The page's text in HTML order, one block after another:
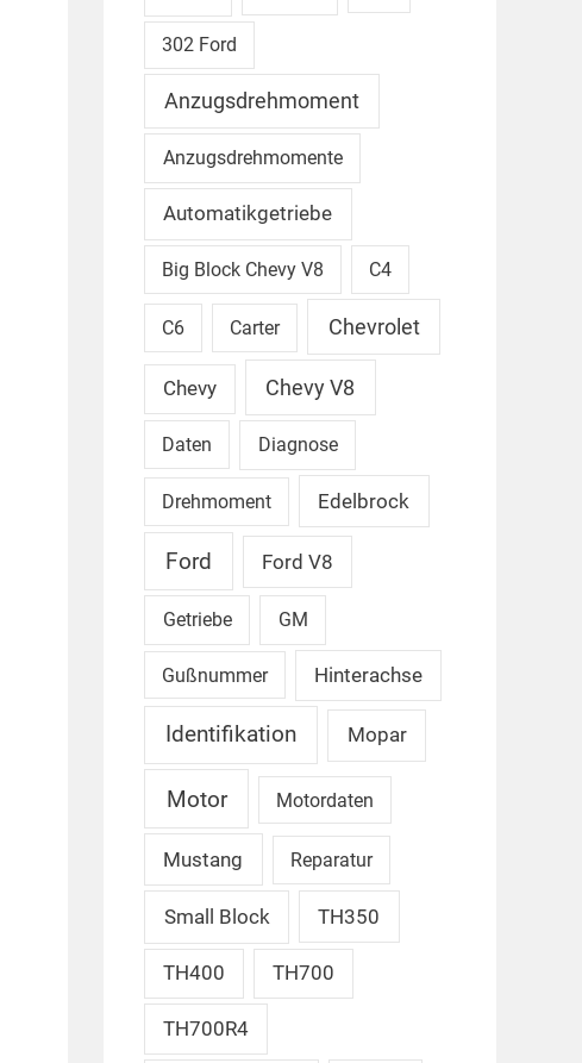
302 Ford
Anzugsdrehmoment
Anzugsdrehmomente
Automatikgetriebe
Big Block Chevy V8 C4
C6 Carter Chevrolet
Chevy Chevy V8
Daten Diagnose
Drehmoment Edelbrock
Ford Ford V8
Getriebe GM
Gußnummer Hinterachse
Identifikation Mopar
Motor Motordaten
Mustang Reparatur
Small Block TH350
TH400 TH700
TH700R4